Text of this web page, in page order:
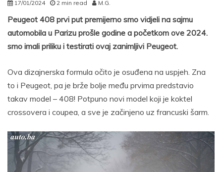
17/01/2024 2 min read M.G.
Peugeot 408 prvi put premijerno smo vidjeli na sajmu
automobila u Parizu prošle godine a početkom ove 2024.
smo imali priliku i testirati ovaj zanimljivi Peugeot.
Ova dizajnerska formula očito je osuđena na uspjeh. Zna
to i Peugeot, pa je brže bolje među prvima predstavio
takav model – 408! Potpuno novi model koji je koktel
crossovera i coupea, a sve je začinjeno uz francuski šarm.